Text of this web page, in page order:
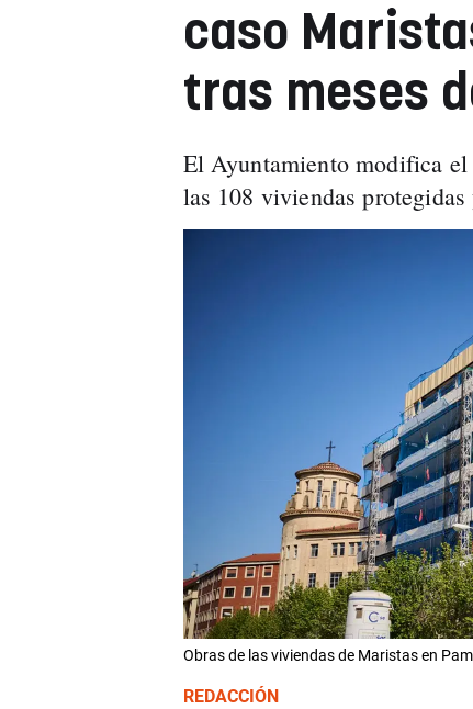
caso
tras meses
El Ayuntamiento modifica
las 108 viviendas
Obras de las viviendas de Maristas en
REDACCIÓN